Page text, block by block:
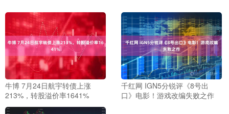
牛博 7月24日航宇转债上涨
213%，转股溢价率1641%
千红网 IGN5分锐评《8号出
口》电影！游戏改编失败之作